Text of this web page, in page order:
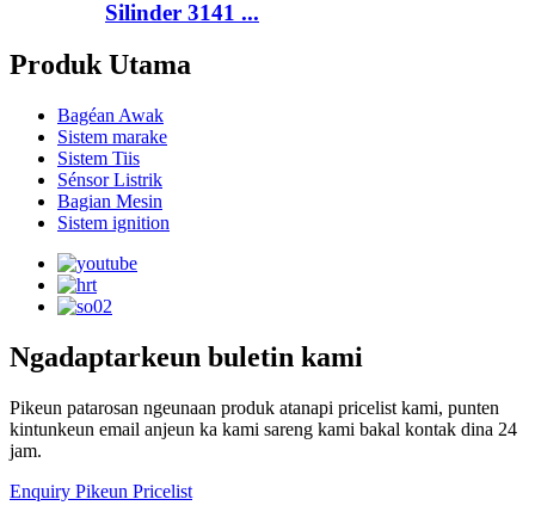
Silinder 3141 ...
Produk Utama
Bagéan Awak
Sistem marake
Sistem Tiis
Sénsor Listrik
Bagian Mesin
Sistem ignition
Ngadaptarkeun buletin kami
Pikeun patarosan ngeunaan produk atanapi pricelist kami, punten
kintunkeun email anjeun ka kami sareng kami bakal kontak dina 24
jam.
Enquiry Pikeun Pricelist